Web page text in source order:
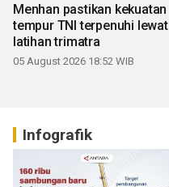
Menhan pastikan kekuatan
tempur TNI terpenuhi lewat
latihan trimatra
05 August 2026 18:52 WIB
Infografik